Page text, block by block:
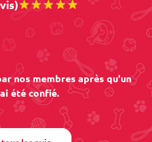
nos membres après qu'un
été confié.